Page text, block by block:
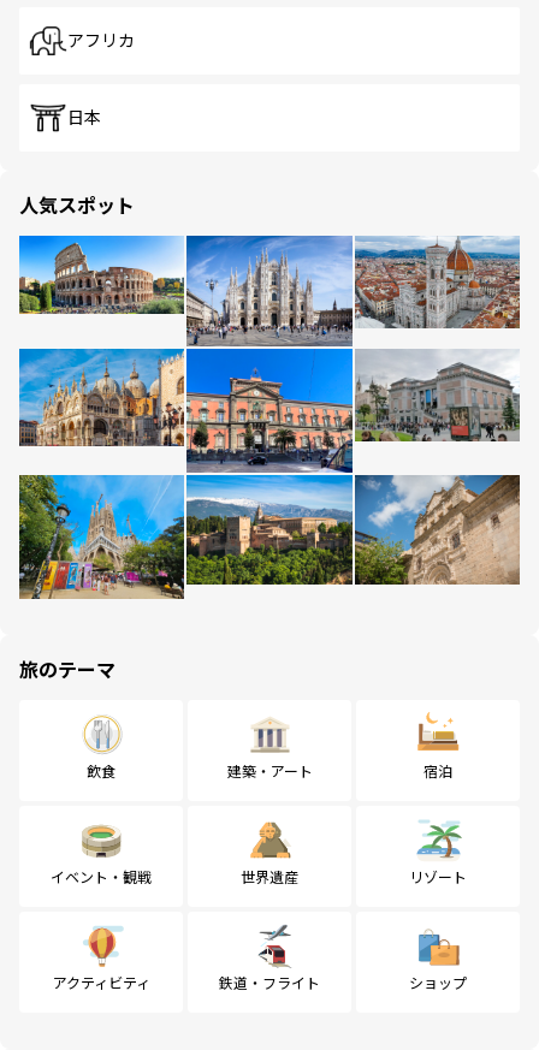
アフリカ
日本
人気スポット
旅のテーマ
飲食 建築・アート 宿泊
イベント・観戦 世界遺産 リゾート
アクティビティ 鉄道・フライト ショップ